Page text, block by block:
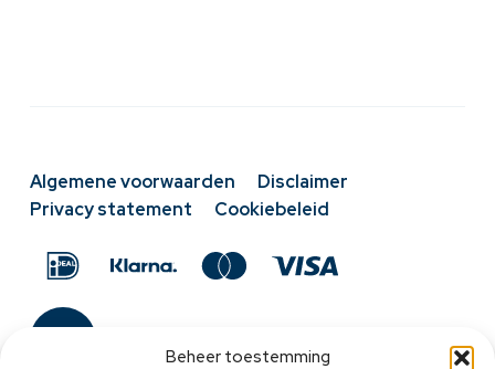
Beheer toestemming
Algemene voorwaarden
Disclaimer
Privacy statement
Cookiebeleid